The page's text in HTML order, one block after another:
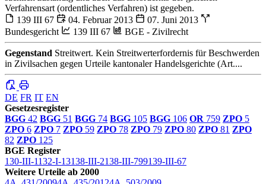
Verfahrensart (ordentliches Verfahren) ist gegeben.
139 III 67
04. Februar 2013
07. Juni 2013
Bundesgericht
139 III 67 BGE - Zivilrecht
Gegenstand Streitwert. Kein Streitwerterfordernis für Beschwerden
in Zivilsachen gegen Urteile kantonaler Handelsgerichte (Art....
DE FR IT EN
Gesetzesregister
BGG 42 BGG 51 BGG 74 BGG 105 BGG 106 OR 759 ZPO 5
ZPO 6 ZPO 7 ZPO 59 ZPO 78 ZPO 79 ZPO 80 ZPO 81 ZPO
82 ZPO 125
BGE Register
130-III-1132-I-13138-III-2138-III-799139-III-67
Weitere Urteile ab 2000